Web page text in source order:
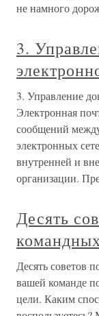
не намного
3.
3. Управление
Электронная
сообщений
электронных
внутренней и
организации.
Десять
Десять советов
вашей команде
цели. Каким